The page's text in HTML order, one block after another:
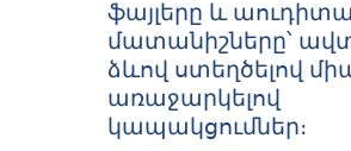
ֆայլերը և
մատանիշները՝
ձևով ստեղծելով
առաջարկելով
կապակցումներ։